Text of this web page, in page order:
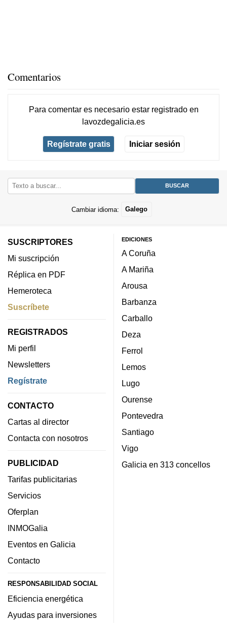
Comentarios
Para comentar es necesario estar registradoen
lavozdegalicia.es
Regístrate gratis Iniciar sesión
Cambiar idioma: Galego
SUSCRIPTORES
Mi suscripción
Réplica en PDF
Hemeroteca
Suscríbete
REGISTRADOS
Mi perfil
Newsletters
Regístrate
CONTACTO
Cartas al director
Contacta con nosotros
PUBLICIDAD
Tarifas publicitarias
Servicios
Oferplan
INMOGalia
Eventos en Galicia
Contacto
RESPONSABILIDAD SOCIAL
Eficiencia energética
Ayudas para inversiones
EDICIONES
A Coruña
A Mariña
Arousa
Barbanza
Carballo
Deza
Ferrol
Lemos
Lugo
Ourense
Pontevedra
Santiago
Vigo
Galicia en 313 concellos